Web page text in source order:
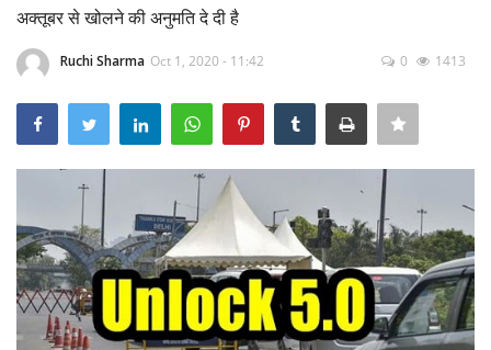
News
Editorial Pick
Viral Videos
Viral Stories
Health & Wellness
अक्तूबर से खोलने की अनुमति दे दी है
Ruchi Sharma Oct 1, 2020 - 11:42 0 1413